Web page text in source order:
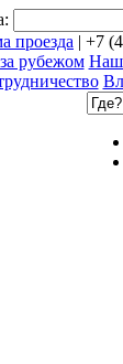
проезда | +7
рубежом